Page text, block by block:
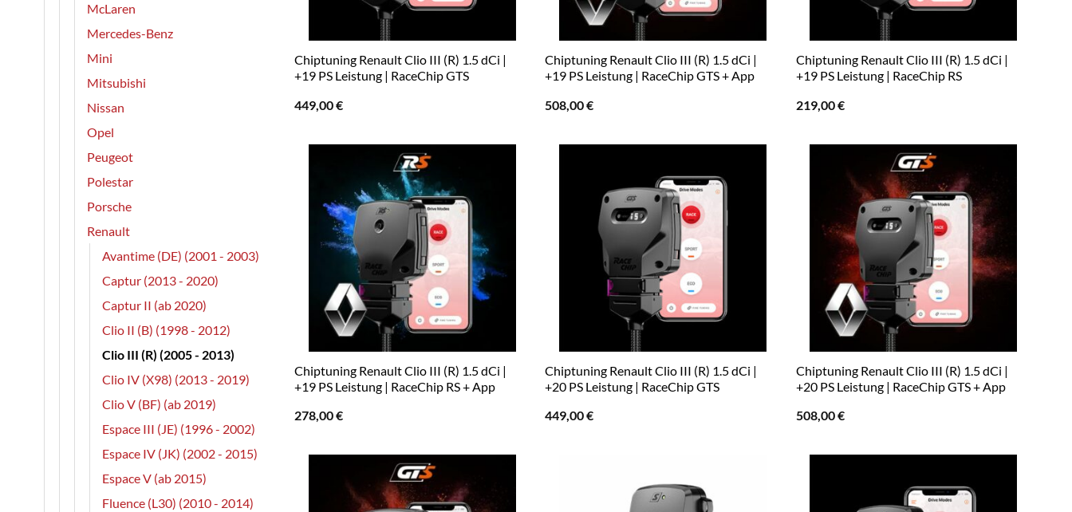
McLaren
Mercedes-Benz
Mini
Mitsubishi
Nissan
Opel
Peugeot
Polestar
Porsche
Renault
Avantime (DE) (2001 - 2003)
Captur (2013 - 2020)
Captur II (ab 2020)
Clio II (B) (1998 - 2012)
Clio III (R) (2005 - 2013)
Clio IV (X98) (2013 - 2019)
Clio V (BF) (ab 2019)
Espace III (JE) (1996 - 2002)
Espace IV (JK) (2002 - 2015)
Espace V (ab 2015)
Fluence (L30) (2010 - 2014)
Chiptuning Renault Clio III (R) 1.5 dCi |
+19 PS Leistung | RaceChip GTS
449,00€
Chiptuning Renault Clio III (R) 1.5 dCi |
+19 PS Leistung | RaceChip GTS + App
508,00€
Chiptuning Renault Clio III (R) 1.5 dCi |
+19 PS Leistung | RaceChip RS
219,00€
Chiptuning Renault Clio III (R) 1.5 dCi |
+19 PS Leistung | RaceChip RS + App
278,00€
Chiptuning Renault Clio III (R) 1.5 dCi |
+20 PS Leistung | RaceChip GTS
449,00€
Chiptuning Renault Clio III (R) 1.5 dCi |
+20 PS Leistung | RaceChip GTS + App
508,00€